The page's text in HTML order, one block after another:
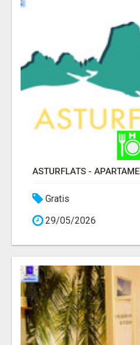
ASTURFLATS -
Gratis
29/05/2026